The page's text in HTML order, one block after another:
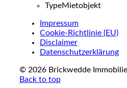
TypeMietobjekt
Impressum
Cookie-Richtlinie (EU)
Disclaimer
Datenschutzerklärung
© 2026 Brickwedde
Back to top